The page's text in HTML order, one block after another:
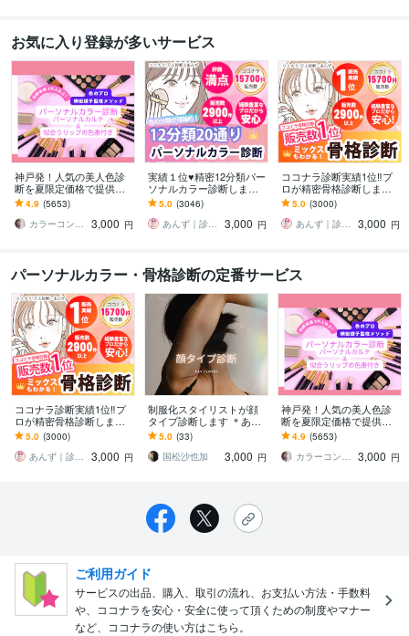
お気に入り登録が多いサービス
神戸発！人気の美人色診
断を夏限定価格で提供し
ます パーソナルカルテ＆
似合うリップの色番もお
伝えします☺︎
4.9 (5653)
カラーコンサルタント 横田綾子
3,000 円
実績１位♥精密12分類パー
ソナルカラー診断します
割引❤20通り12分類対応
★ココナラ・ファッシャ
ン診断数1位
5.0 (3046)
あんず｜診断１万人｜診断数１位
3,000 円
ココナラ診断実績1位‼️プ
ロが精密骨格診断します
MIXも見ます！ココナラ歴
9年の現役プロが正確に診
断します。
5.0 (3000)
あんず｜診断１万人｜診断数１位
3,000 円
パーソナルカラー・骨格診断の定番サービス
ココナラ診断実績1位‼️プ
ロが精密骨格診断します
MIXも見ます！ココナラ歴
9年の現役プロが正確に診
断します。
5.0 (3000)
あんず｜診断１万人｜診断数１位
3,000 円
制服化スタイリストが顔
タイプ診断します ＊あな
たの魅力が発揮できるフ
ァッション軸を徹底解説
＊
5.0 (33)
国松沙也加
3,000 円
神戸発！人気の美人色診
断を夏限定価格で提供し
ます パーソナルカルテ＆
似合うリップの色番もお
伝えします☺︎
4.9 (5653)
カラーコンサルタント 横田綾子
3,000 円
ご利用ガイド
サービスの出品、購入、取引の流れ、お支払い方法・手数料
や、ココナラを安心・安全に使って頂くための制度やマナー
など、ココナラの使い方はこちら。